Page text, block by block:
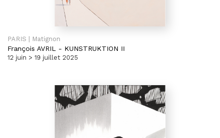
PARIS | Matignon
François AVRIL - KUNSTRUKTION II
12 juin > 19 juillet 2025